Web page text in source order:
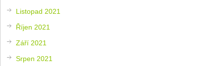
Listopad 2021
Říjen 2021
Září 2021
Srpen 2021